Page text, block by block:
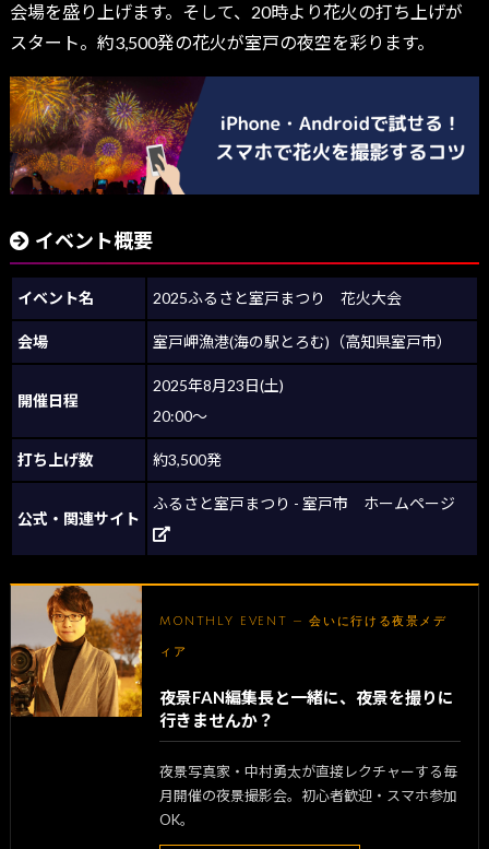
会場を盛り上げます。そして、20時より花火の打ち上げが
スタート。約3,500発の花火が室戸の夜空を彩ります。
イベント概要
イベント名 2025ふるさと室戸まつり 花火大会
会場 室戸岬漁港(海の駅とろむ)（高知県室戸市）
開催日程
2025年8月23日(土)
20:00～
打ち上げ数 約3,500発
公式・関連サイト
ふるさと室戸まつり - 室戸市 ホームページ
MONTHLY EVENT — 会いに行ける夜景メデ
ィア
夜景FAN編集長と一緒に、夜景を撮りに
行きませんか？
夜景写真家・中村勇太が直接レクチャーする毎
月開催の夜景撮影会。初心者歓迎・スマホ参加
OK。